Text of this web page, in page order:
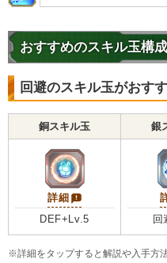
おすすめのスキル玉構成
回避のスキル玉がおす
銅スキル玉 銀
詳細
DEF+Lv.5
回
※詳細をタップすると解説や入手方